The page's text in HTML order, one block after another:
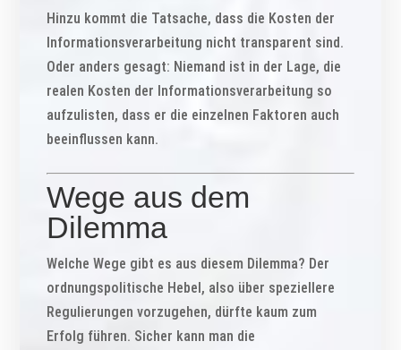
Hinzu kommt die Tatsache, dass die Kosten der
Informationsverarbeitung nicht transparent sind.
Oder anders gesagt: Niemand ist in der Lage, die
realen Kosten der Informationsverarbeitung so
aufzulisten, dass er die einzelnen Faktoren auch
beeinflussen kann.
Wege aus dem
Dilemma
Welche Wege gibt es aus diesem Dilemma? Der
ordnungspolitische Hebel, also über speziellere
Regulierungen vorzugehen, dürfte kaum zum
Erfolg führen. Sicher kann man die